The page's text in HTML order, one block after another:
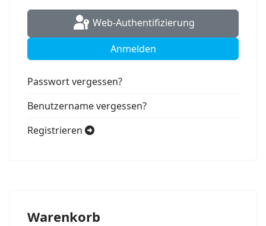
Web-Authentifizierung
Anmelden
Passwort vergessen?
Benutzername vergessen?
Registrieren
Warenkorb